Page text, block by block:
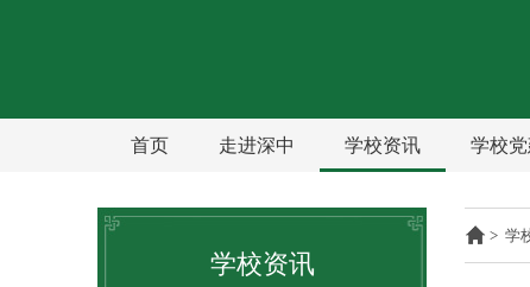
首页 走进深中 学校资讯 学校
学校资讯
>学